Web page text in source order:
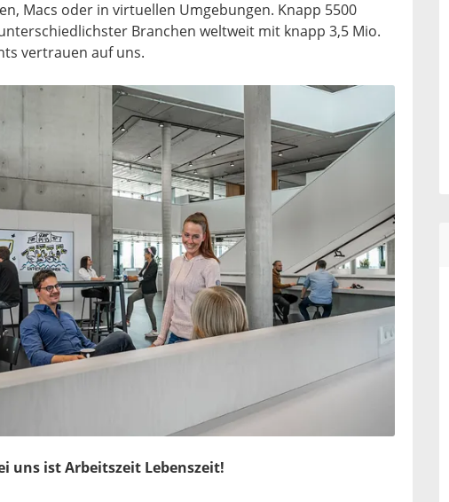
Macs oder in virtuellen Umgebungen. Knapp 5500
Branchen weltweit mit knapp 3,5 Mio.
vertrauen auf uns.
uns ist Arbeitszeit Lebenszeit!